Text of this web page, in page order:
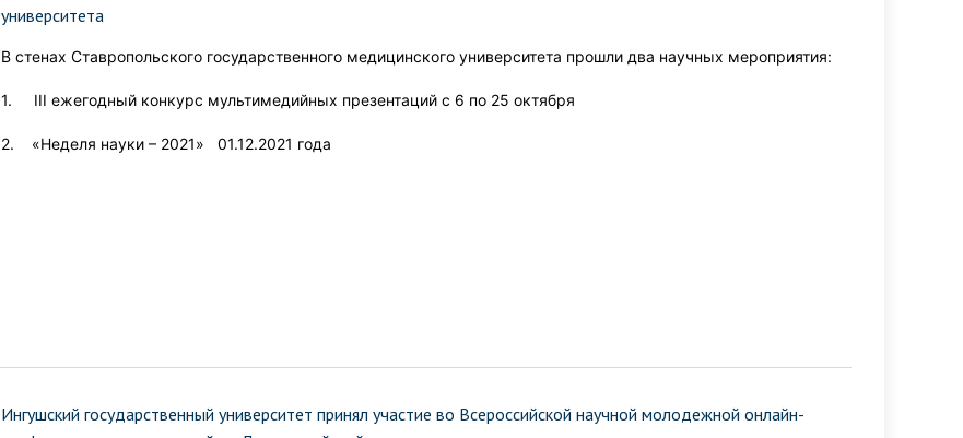
университета
В стенах Ставропольского государственного медицинского университета прошли два научных мероприятия:
1. III ежегодный конкурс мультимедийных презентаций с 6 по 25 октября
2. «Неделя науки – 2021» 01.12.2021 года
Ингушский государственный университет принял участие во Всероссийской научной молодежной онлайн-